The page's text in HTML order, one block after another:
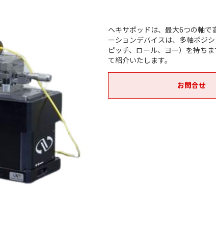
ヘキサポッドは、最大6つの軸で
ーションデバイスは、多軸ポジ
ピッチ、ロール、ヨー）を持ち
て紹介いたします。
お問合せ